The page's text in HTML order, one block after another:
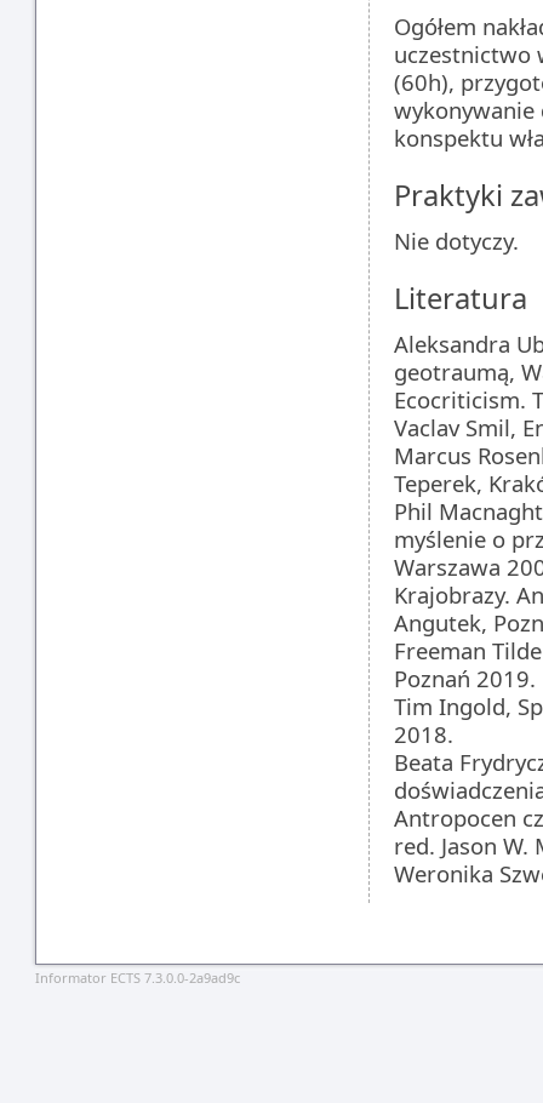
Ogółem
uczestnictwo
(60h),
wykonywanie
konspektu
Praktyki
Nie dotyczy.
Literatura
Aleksandra
geotraumą,
Ecocriticism.
Vaclav Smil,
Marcus
Teperek,
Phil
myślenie o
Warszawa
Krajobrazy.
Angutek,
Freeman
Poznań 2019.
Tim Ingold,
2018.
Beata
Antropocen
red. Jason
Weronika
Informator ECTS 7.3.0.0-2a9ad9c